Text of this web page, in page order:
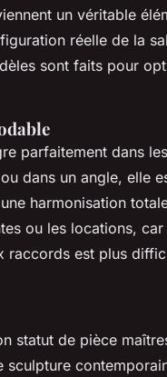
un véritable
réelle de la
sont faits pour
parfaitement dans
dans un angle, elle
harmonisation
ou les locations,
raccords est plus
statut de pièce